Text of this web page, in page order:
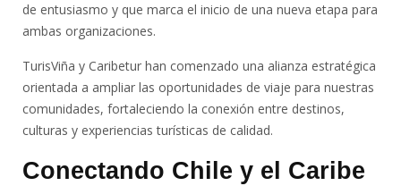
de entusiasmo y que marca el inicio de una nueva etapa para
ambas organizaciones.
TurisViña y Caribetur han comenzado una alianza estratégica
orientada a ampliar las oportunidades de viaje para nuestras
comunidades, fortaleciendo la conexión entre destinos,
culturas y experiencias turísticas de calidad.
Conectando Chile y el Caribe